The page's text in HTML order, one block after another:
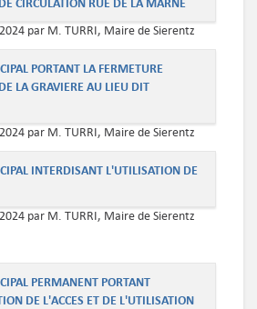
par M. TURRI, Maire de Sierentz
PORTANT LA FERMETURE
LA GRAVIERE AU LIEU DIT
par M. TURRI, Maire de Sierentz
INTERDISANT L'UTILISATION DE
par M. TURRI, Maire de Sierentz
PERMANENT PORTANT
DE L'ACCES ET DE L'UTILISATION